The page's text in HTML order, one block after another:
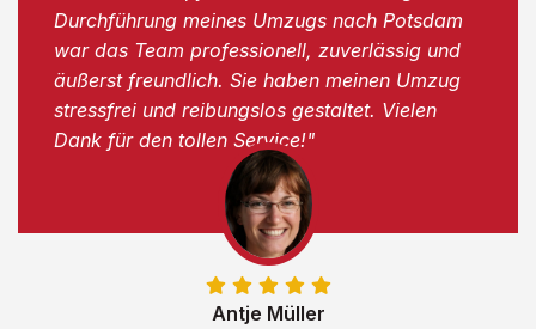
Antje Müller
Durchführung meines Umzugs nach Potsdam
war das Team professionell, zuverlässig und
äußerst freundlich. Sie haben meinen Umzug
stressfrei und reibungslos gestaltet. Vielen
Dank für den tollen Service!"